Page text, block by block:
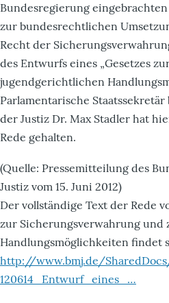
Bundesregierung
zur bundesrechtlichen
Recht der
des Entwurfs eines „Gesetzes
jugendgerichtlichen
Parlamentarische
der Justiz Dr. Max Stadler hat
Rede gehalten.
(Quelle: Pressemitteilung des
Justiz vom 15. Juni 2012)
Der vollständige Text der Rede
zur Sicherungsverwahrung
Handlungsmöglichkeiten findet
http://www.bmj.de/
120614_Entwurf_eines_…